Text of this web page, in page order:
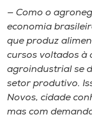
— Como o
economia
que produz
cursos voltados à
agroindustrial se
setor produtivo.
Novos, cidade
mas com